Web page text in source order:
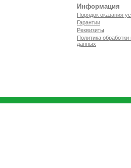
Информация
Порядок оказания
Гарантии
Реквизиты
Политика
данных